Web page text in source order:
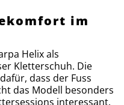
im
Helix als
Kletterschuh. Die
dass der Fuss
das Modell besonders
interessant.